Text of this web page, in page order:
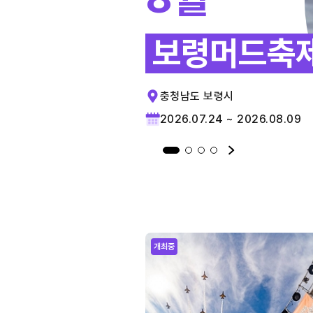
보령머드축
충청남도 보령시
2026.07.24 ~ 2026.08.09
개최중